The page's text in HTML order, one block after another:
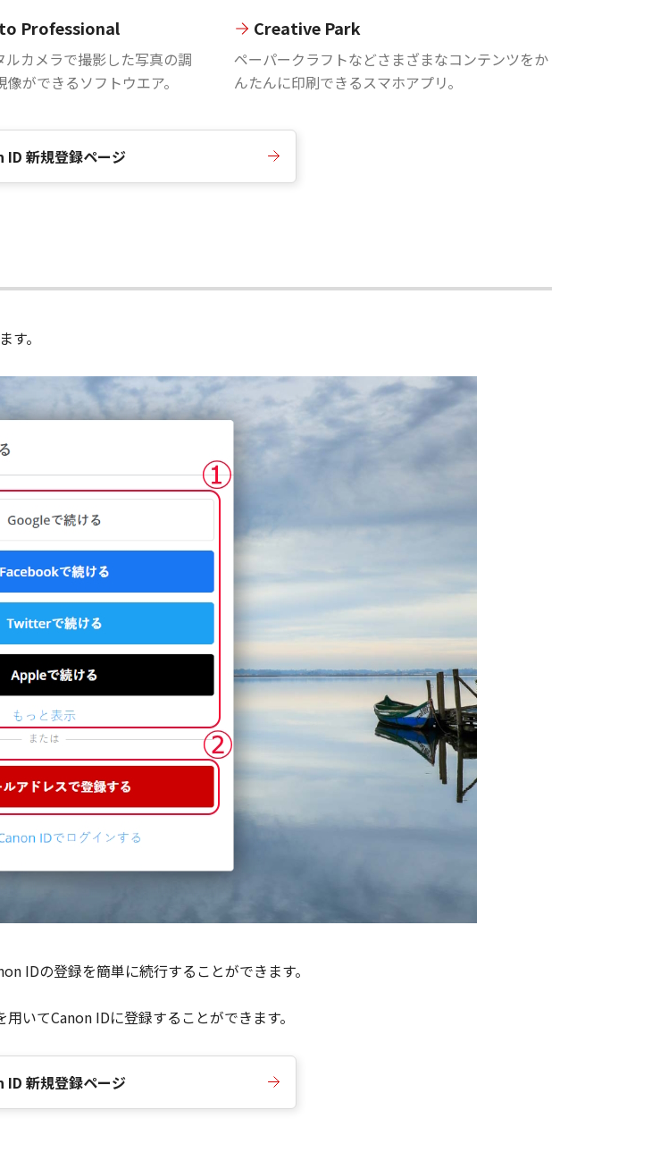
Professional
ルカメラで撮影した写真の調
ができるソフトウエア。
Creative Park
ペーパークラフトなどさまざまなコンテンツをか
んたんに印刷できるスマホアプリ。
ID 新規登録ページ
。
IDの登録を簡単に続行することができます。
いてCanon IDに登録することができます。
ID 新規登録ページ